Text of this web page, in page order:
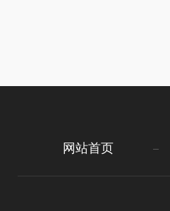
网站首页